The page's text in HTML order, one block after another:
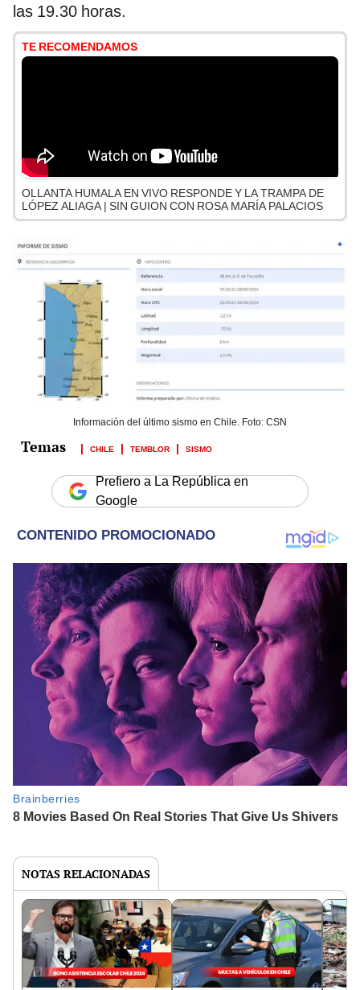
las 19.30 horas.
TE RECOMENDAMOS
OLLANTA HUMALA EN VIVO RESPONDE Y LA TRAMPA DE
LÓPEZ ALIAGA | SIN GUION CON ROSA MARÍA PALACIOS
Información del último sismo en Chile. Foto: CSN
CHILE TEMBLOR SISMO
Prefiero a La República en
Google
NOTAS RELACIONADAS